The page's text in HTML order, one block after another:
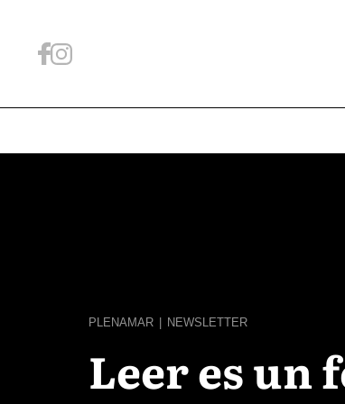
PLENAMAR NEWSLETTER
Leer es un